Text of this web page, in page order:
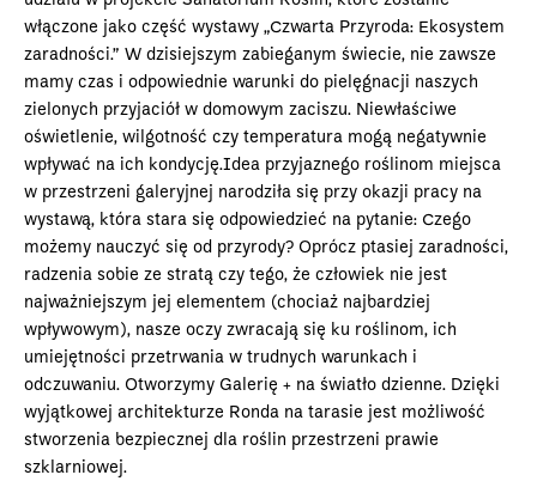
włączone jako część wystawy „Czwarta Przyroda: Ekosystem
zaradności.” W dzisiejszym zabieganym świecie, nie zawsze
mamy czas i odpowiednie warunki do pielęgnacji naszych
zielonych przyjaciół w domowym zaciszu. Niewłaściwe
oświetlenie, wilgotność czy temperatura mogą negatywnie
wpływać na ich kondycję.Idea przyjaznego roślinom miejsca
w przestrzeni galeryjnej narodziła się przy okazji pracy na
wystawą, która stara się odpowiedzieć na pytanie: Czego
możemy nauczyć się od przyrody? Oprócz ptasiej zaradności,
radzenia sobie ze stratą czy tego, że człowiek nie jest
najważniejszym jej elementem (chociaż najbardziej
wpływowym), nasze oczy zwracają się ku roślinom, ich
umiejętności przetrwania w trudnych warunkach i
odczuwaniu. Otworzymy Galerię + na światło dzienne. Dzięki
wyjątkowej architekturze Ronda na tarasie jest możliwość
stworzenia bezpiecznej dla roślin przestrzeni prawie
szklarniowej.